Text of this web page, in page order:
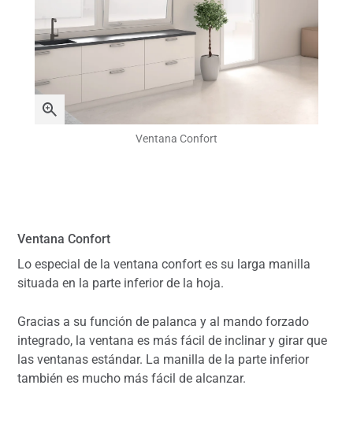
Ventana Confort
Ventana Confort
Lo especial de la ventana confort es su larga manilla
situada en la parte inferior de la hoja.
Gracias a su función de palanca y al mando forzado
integrado, la ventana es más fácil de inclinar y girar que
las ventanas estándar. La manilla de la parte inferior
también es mucho más fácil de alcanzar.